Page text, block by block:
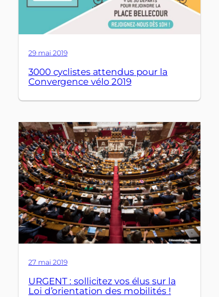
29 mai 2019
3000 cyclistes attendus pour la
Convergence vélo 2019
27 mai 2019
URGENT : sollicitez vos élus sur la
Loi d’orientation des mobilités !